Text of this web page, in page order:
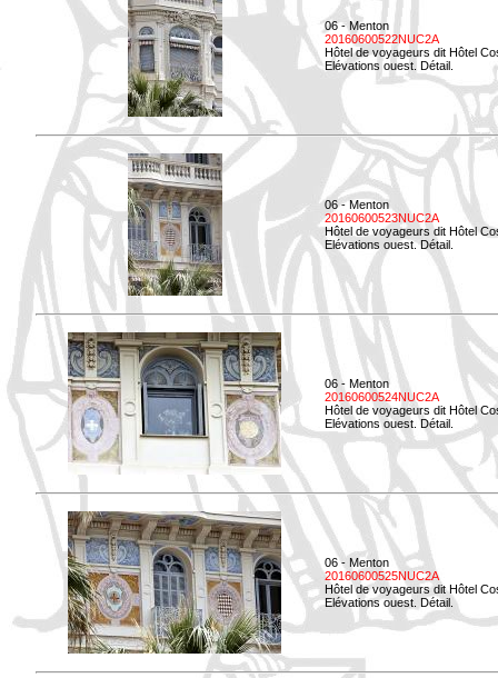
06 - Menton
20160600522NUC2A
Hôtel de voyageurs dit Hôtel
Elévations ouest. Détail.
06 - Menton
20160600523NUC2A
Hôtel de voyageurs dit Hôtel
Elévations ouest. Détail.
06 - Menton
20160600524NUC2A
Hôtel de voyageurs dit Hôtel
Elévations ouest. Détail.
06 - Menton
20160600525NUC2A
Hôtel de voyageurs dit Hôtel
Elévations ouest. Détail.